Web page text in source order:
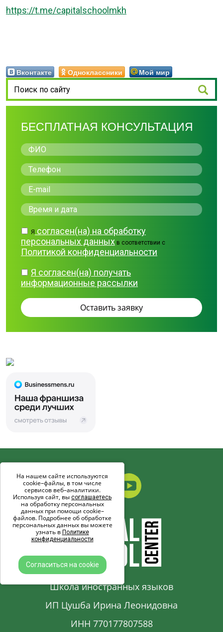
https://t.me/capitalschoolmkh
Вконтакте Одноклассники Мой мир
БЕСПЛАТНАЯ КОНСУЛЬТАЦИЯ
Я согласен(на) на обработку
персональных данных в соответствии с
Политикой конфиденциальности
Я согласен(на) получать
информационные рассылки
Школа иностранных языков
ИП Цушба Ирина Леонидовна
ИНН 770177807588
На нашем сайте используются
cookie–файлы, в том числе
сервисов веб–аналитики.
Используя сайт, вы соглашаетесь
на обработку персональных
данных при помощи cookie–
файлов. Подробнее об обработке
персональных данных вы можете
узнать в Политике
конфиденциальности
Согласиться на cookie